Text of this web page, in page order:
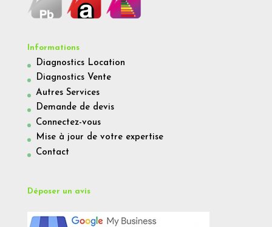
Informations
Diagnostics Location
Diagnostics Vente
Autres Services
Demande de devis
Connectez-vous
Mise à jour de votre expertise
Contact
Déposer un avis